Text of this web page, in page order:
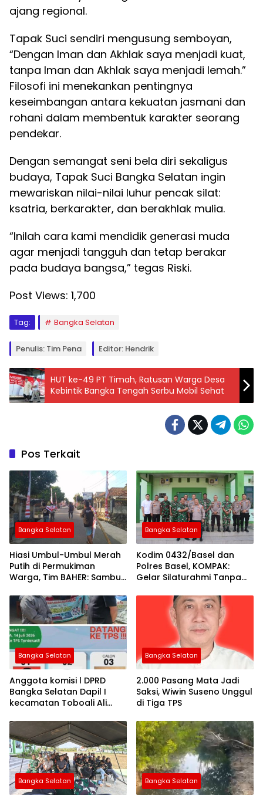
ajang regional.
Tapak Suci sendiri mengusung semboyan,
“Dengan Iman dan Akhlak saya menjadi kuat,
tanpa Iman dan Akhlak saya menjadi lemah.”
Filosofi ini menekankan pentingnya
keseimbangan antara kekuatan jasmani dan
rohani dalam membentuk karakter seorang
pendekar.
Dengan semangat seni bela diri sekaligus
budaya, Tapak Suci Bangka Selatan ingin
mewariskan nilai-nilai luhur pencak silat:
ksatria, berkarakter, dan berakhlak mulia.
“Inilah cara kami mendidik generasi muda
agar menjadi tangguh dan tetap berakar
pada budaya bangsa,” tegas Riski.
Post Views: 1,700
Tag: Bangka Selatan
Penulis: Tim Pena Editor: Hendrik
HUT ke-49 PT Timah, Ratusan Warga Desa
Kebintik Bangka Tengah Serbu Mobil Sehat
Pos Terkait
Bangka Selatan
Hiasi Umbul-Umbul Merah
Putih di Permukiman
Warga, Tim BAHER: Sambut
Bangka Selatan
Kodim 0432/Basel dan
Polres Basel, KOMPAK:
Gelar Silaturahmi Tanpa
Bangka Selatan
Anggota komisi l DPRD
Bangka Selatan Dapil I
kecamatan Toboali Ali
Pilkades Desa Jeriji
Bangka Selatan
2.000 Pasang Mata Jadi
Saksi, Wiwin Suseno Unggul
di Tiga TPS
Bangka Selatan Bangka Selatan